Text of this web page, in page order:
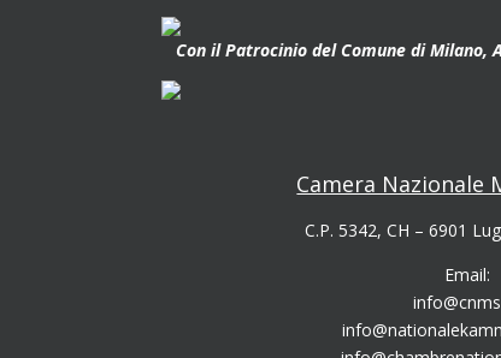
Con il Patrocinio del Comune di Milano,
Camera Nazionale
C.P. 5342, CH – 6901
Email: